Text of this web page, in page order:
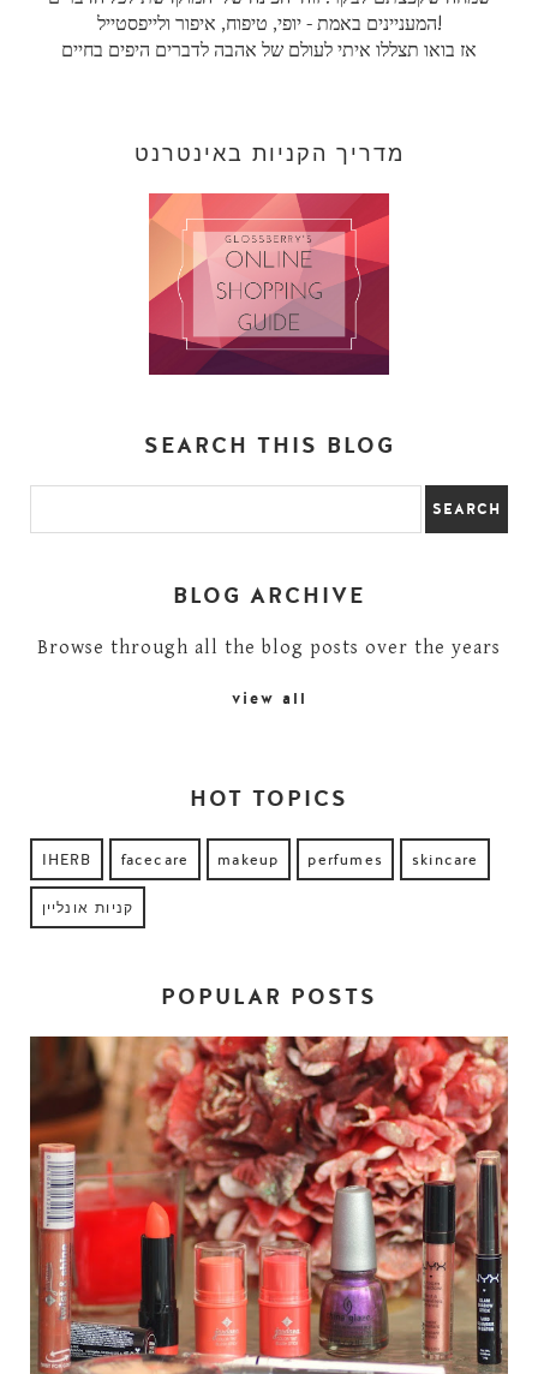
המעניינים באמת - יופי, טיפוח, איפור ולייפסטייל!
אז בואו תצללו איתי לעולם של אהבה לדברים היפים בחיים
מדריך הקניות באינטרנט
SEARCH THIS BLOG
BLOG ARCHIVE
Browse through all the blog posts over the years
view all
HOT TOPICS
IHERB facecare makeup perfumes skincare
קניות אונליין
POPULAR POSTS